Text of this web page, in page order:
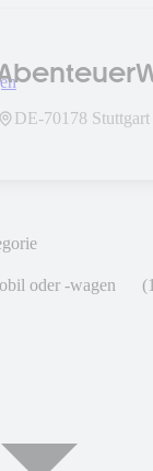
DE-70178 Stuttgart
oder -wagen (1